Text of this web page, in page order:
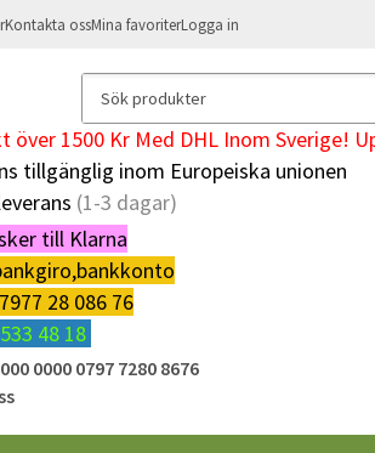
Kontakta ossMina favoriterLogga in
över 1500 Kr Med DHL Inom Sverige!
tillgänglig inom Europeiska unionen
(1-3 dagar)
till Klarna
28 086 76
48 18
0000 0797 7280 8676